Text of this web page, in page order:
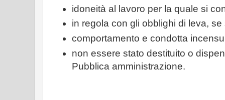
idoneità al lavoro per la quale si
in regola con gli obblighi di leva, se
comportamento e condotta
non essere stato destituito o
Pubblica amministrazione.